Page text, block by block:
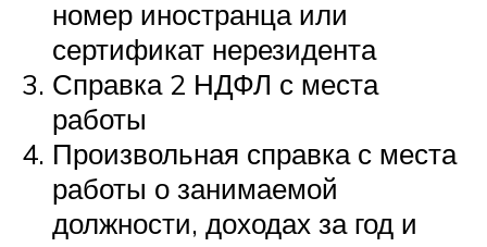
номер иностранца или
сертификат нерезидента
Справка 2 НДФЛ с места
работы
Произвольная справка с места
работы о занимаемой
должности, доходах за год и